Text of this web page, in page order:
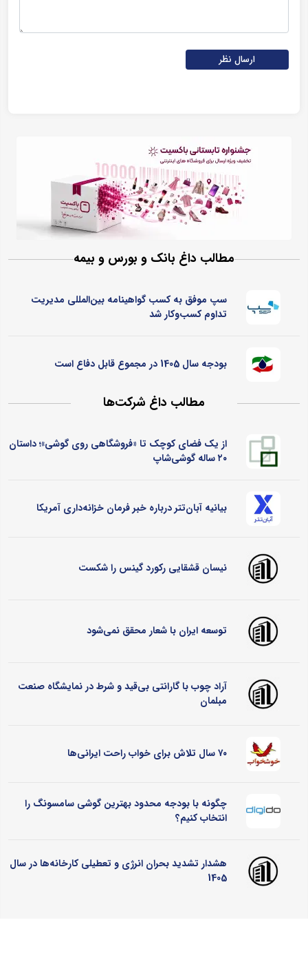
ارسال نظر
مطالب داغ بانک و بورس و بیمه
سپ موفق به کسب گواهینامه بین‌المللی مدیریت
تداوم کسب‌و‌کار شد
بودجه سال 1405 در مجموع قابل دفاع است
مطالب داغ شرکت‌ها
از یک فضای کوچک تا «فروشگاهی روی گوشی»؛ داستان
۲۰ ساله گوشی‌شاپ
بیانیه آبان‌تتر درباره خبر فرمان خزانه‌داری آمریکا
نیسان قشقایی رکورد گینس را شکست
توسعه ایران با شعار محقق نمی‌شود
آراد چوب با گارانتی بی‌قید و شرط در نمایشگاه صنعت
مبلمان
۷۰ سال تلاش برای خواب راحت ایرانی‌ها
چگونه با بودجه محدود بهترین گوشی سامسونگ را
انتخاب کنیم؟
هشدار تشدید بحران انرژی و تعطیلی کارخانه‌ها در سال
1405